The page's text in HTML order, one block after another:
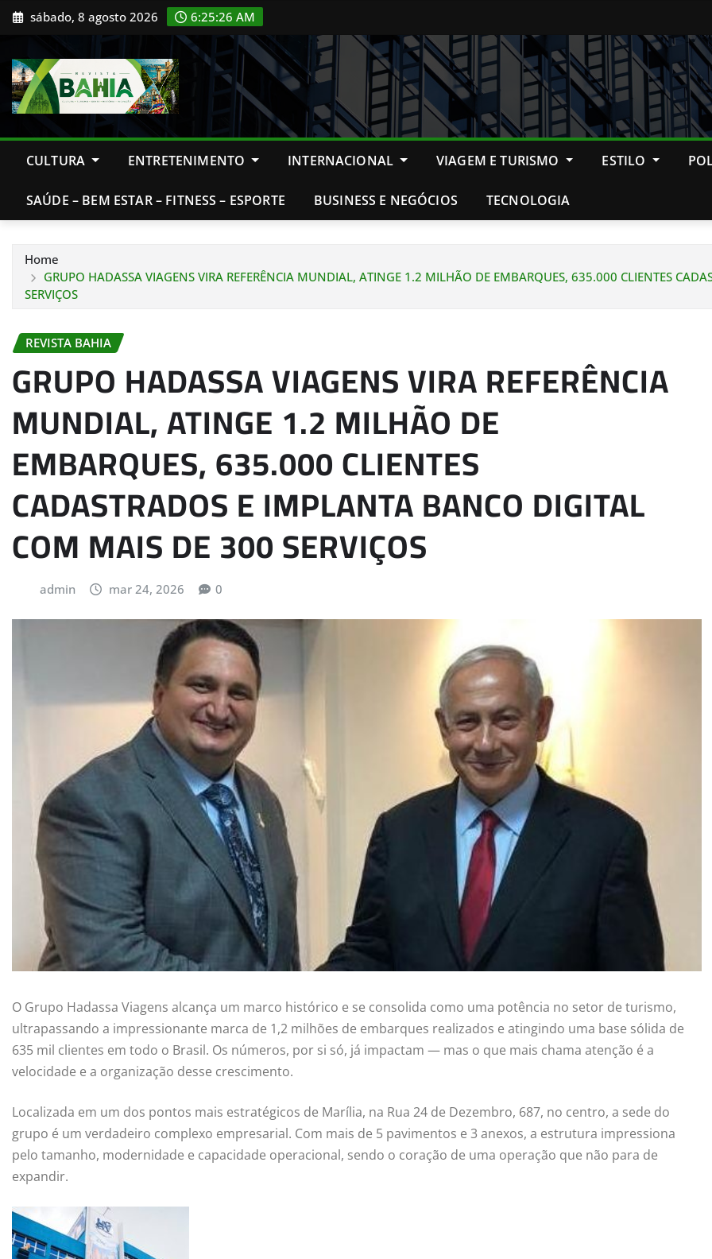
Skip sábado, 8 agosto 2026 6:25:27 AM
CULTURA ENTRETENIMENTO INTERNACIONAL VIAGEM E TURISMO ESTILO
SAÚDE – BEM ESTAR – FITNESS – ESPORTE BUSINESS E NEGÓCIOS TECNOLOGIA
Home
GRUPO HADASSA VIAGENS VIRA REFERÊNCIA MUNDIAL, ATINGE 1.2 MILHÃO DE EMBARQUES, 635.000 CLIENTES
SERVIÇOS
REVISTA BAHIA
GRUPO HADASSA VIAGENS VIRA REFERÊNCIA
MUNDIAL, ATINGE 1.2 MILHÃO DE
EMBARQUES, 635.000 CLIENTES
CADASTRADOS E IMPLANTA BANCO DIGITAL
COM MAIS DE 300 SERVIÇOS
admin mar 24, 2026 0
O Grupo Hadassa Viagens alcança um marco histórico e se consolida como uma potência no setor de turismo,
ultrapassando a impressionante marca de 1,2 milhões de embarques realizados e atingindo uma base sólida de
635 mil clientes em todo o Brasil. Os números, por si só, já impactam — mas o que mais chama atenção é a
velocidade e a organização desse crescimento.
Localizada em um dos pontos mais estratégicos de Marília, na Rua 24 de Dezembro, 687, no centro, a sede do
grupo é um verdadeiro complexo empresarial. Com mais de 5 pavimentos e 3 anexos, a estrutura impressiona
pelo tamanho, modernidade e capacidade operacional, sendo o coração de uma operação que não para de
expandir.